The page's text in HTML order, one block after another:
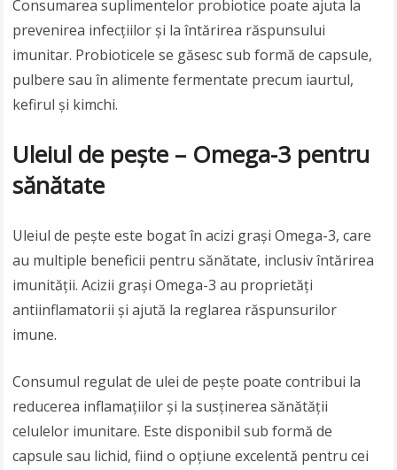
Consumarea suplimentelor probiotice poate ajuta la
prevenirea infecțiilor și la întărirea răspunsului
imunitar. Probioticele se găsesc sub formă de capsule,
pulbere sau în alimente fermentate precum iaurtul,
kefirul și kimchi.
Uleiul de pește – Omega-3 pentru
sănătate
Uleiul de pește este bogat în acizi grași Omega-3, care
au multiple beneficii pentru sănătate, inclusiv întărirea
imunității. Acizii grași Omega-3 au proprietăți
antiinflamatorii și ajută la reglarea răspunsurilor
imune.
Consumul regulat de ulei de pește poate contribui la
reducerea inflamațiilor și la susținerea sănătății
celulelor imunitare. Este disponibil sub formă de
capsule sau lichid, fiind o opțiune excelentă pentru cei